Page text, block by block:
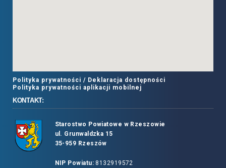
Polityka prywatności / Deklaracja dostępności
Polityka prywatności aplikacji mobilnej
KONTAKT:
Starostwo Powiatowe w Rzeszowie
ul. Grunwaldzka 15
35-959 Rzeszów
NIP Powiatu:8132919572